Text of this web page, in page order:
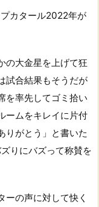
カタール2022年が
の大金星を上げて狂
試合結果もそうだが
を率先してゴミ拾い
ームをキレイに片付
りがとう」と書いた
りにバズって称賛を
ーの声に対して快く